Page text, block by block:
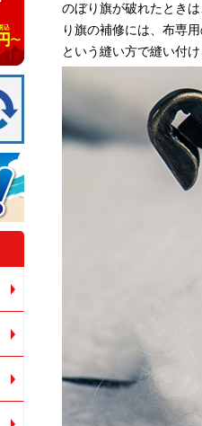
のぼり旗が破れたとき
り旗の補修には、布専
という縫い方で縫い付け